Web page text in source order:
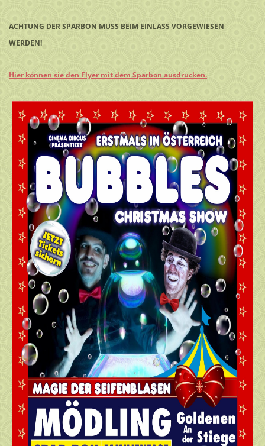
ACHTUNG DER SPARBON MUSS BEIM EINLASS VORGEWIESEN
WERDEN!
Hier können sie den Flyer mit dem Sparbon ausdrucken.